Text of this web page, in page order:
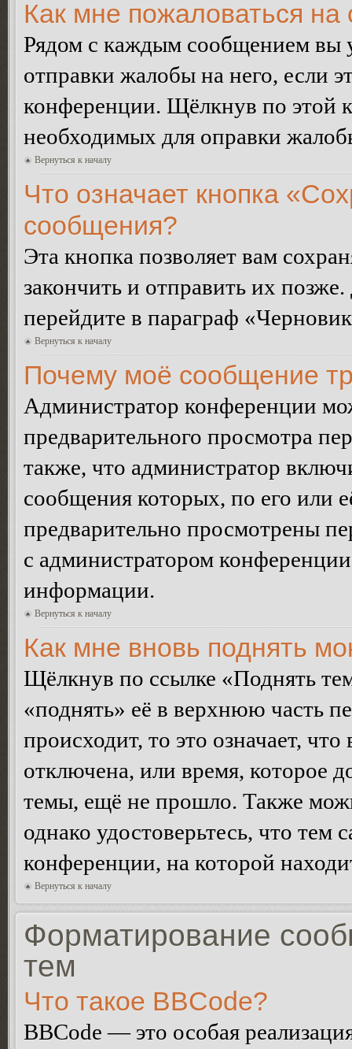
Как мне пожаловаться
Рядом с каждым сообщением вы
отправки жалобы на него, если
конференции. Щёлкнув по этой
необходимых для оправки
Вернуться к началу
Что означает кнопка
сообщения?
Эта кнопка позволяет вам
закончить и отправить их
перейдите в параграф
Вернуться к началу
Почему моё сообщение
Администратор конференции
предварительного просмотра
также, что администратор
сообщения которых, по его или
предварительно просмотрены
с администратором
информации.
Вернуться к началу
Как мне вновь поднять
Щёлкнув по ссылке «Поднять
«поднять» её в верхнюю часть
происходит, то это означает,
отключена, или время, которое
темы, ещё не прошло. Также
однако удостоверьтесь, что
конференции, на которой
Вернуться к началу
Форматирование
тем
Что такое BBCode?
BBCode — это особая